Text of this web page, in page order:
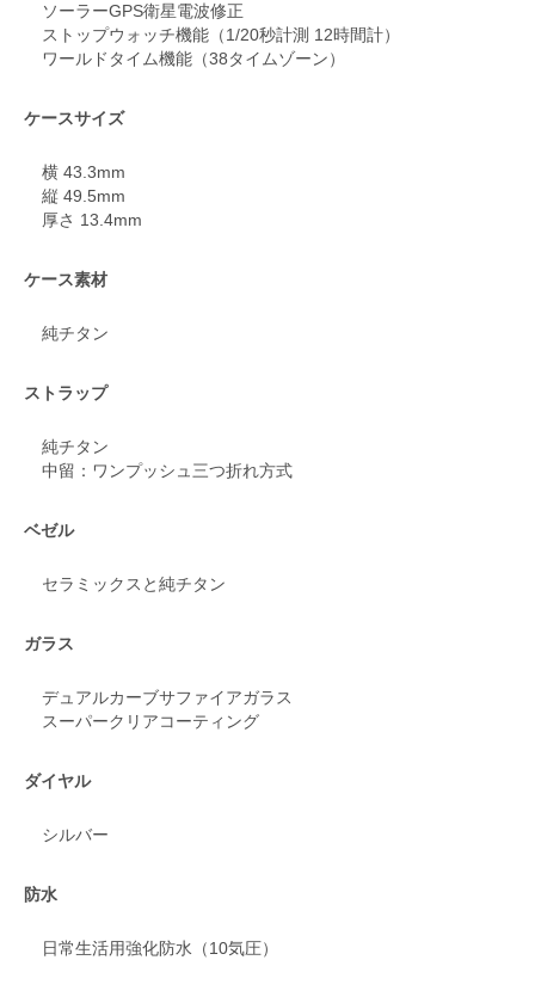
ソーラーGPS衛星電波修正
ストップウォッチ機能（1/20秒計測 12時間計）
ワールドタイム機能（38タイムゾーン）
ケースサイズ
横 43.3mm
縦 49.5mm
厚さ 13.4mm
ケース素材
純チタン
ストラップ
純チタン
中留：ワンプッシュ三つ折れ方式
ベゼル
セラミックスと純チタン
ガラス
デュアルカーブサファイアガラス
スーパークリアコーティング
ダイヤル
シルバー
防水
日常生活用強化防水（10気圧）